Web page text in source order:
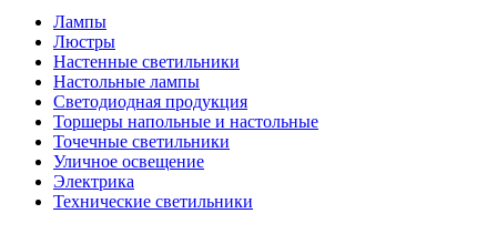
Лампы
Люстры
Настенные светильники
Настольные лампы
Светодиодная продукция
Торшеры напольные и настольные
Точечные светильники
Уличное освещение
Электрика
Технические светильники